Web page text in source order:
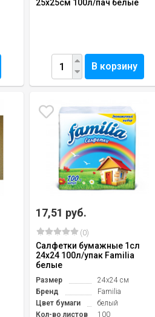
25х25см 100л/пач белые
В корзину
17,51 руб.
(0)
Салфетки бумажные 1сл
24х24 100л/упак Familia
белые
Размер
24х24 см
Бренд
Familia
Цвет бумаги
белый
Кол-во листов
100